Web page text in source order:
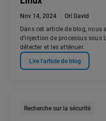
Nov 14, 2024
Ori David
Dans cet article de blog, nous
d'injection de processus sous
détecter et les atténuer.
Lire l'article de blog
Recherche sur la sécurité